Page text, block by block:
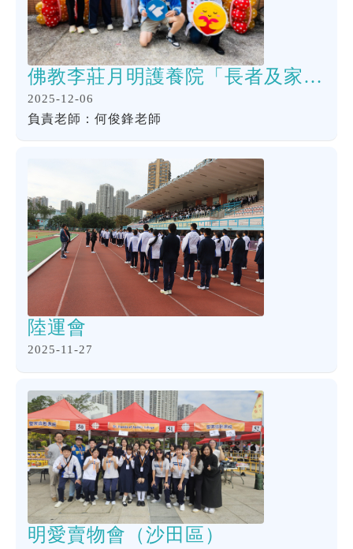
佛教李莊月明護養院「長者及家屬懇親同樂日」義工服務
2025-12-06
負責老師：何俊鋒老師
陸運會
2025-11-27
明愛賣物會（沙田區）